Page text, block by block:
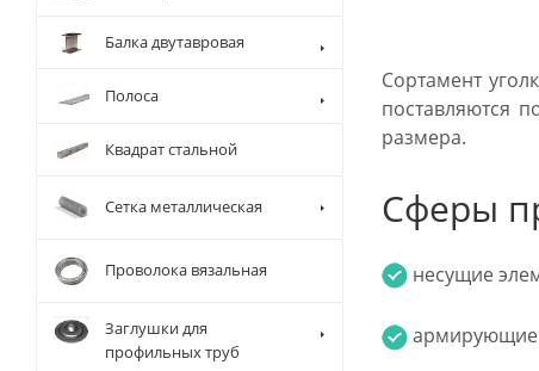
Сортамент
поставляются
размера.
Сферы
несущие
армирующие
Балка двутавровая
Полоса
Квадрат стальной
Сетка металлическая
Проволока вязальная
Заглушки для
профильных труб